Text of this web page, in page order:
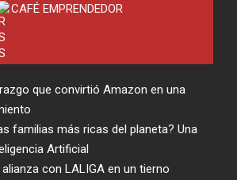
CAFÉ EMPRENDEDOR
que convirtió Amazon en una
familias más ricas del planeta? Una
Artificial
con LALIGA en un tierno